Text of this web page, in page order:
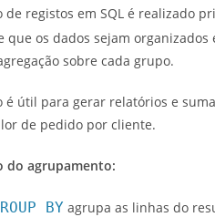
de registos em SQL é realizado
que os dados sejam
sobre cada grupo.
é útil para gerar relatórios e
de pedido por cliente.
do agrupamento:
BY agrupa as linhas do